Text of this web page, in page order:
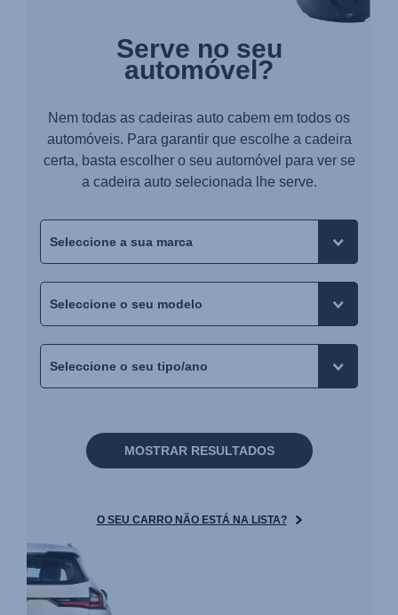
Serve no seu
automóvel?
Nem todas as cadeiras auto cabem em todos os
automóveis. Para garantir que escolhe a cadeira
certa, basta escolher o seu automóvel para ver se
a cadeira auto selecionada lhe serve.
MOSTRAR RESULTADOS
O SEU CARRO NÃO ESTÁ NA LISTA?